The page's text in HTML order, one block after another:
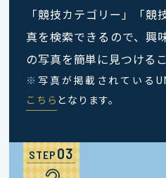
「競技カテゴリー」「
真を検索できるので、興
の写真を簡単に見つける
※ 写真が掲載されている
こちら となります。
STEP